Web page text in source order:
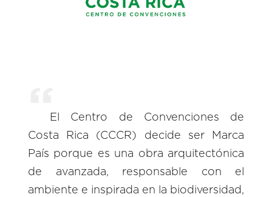
El Centro de Convenciones de
Costa Rica (CCCR) decide ser Marca
País porque es una obra arquitectónica
de avanzada, responsable con el
ambiente e inspirada en la biodiversidad,